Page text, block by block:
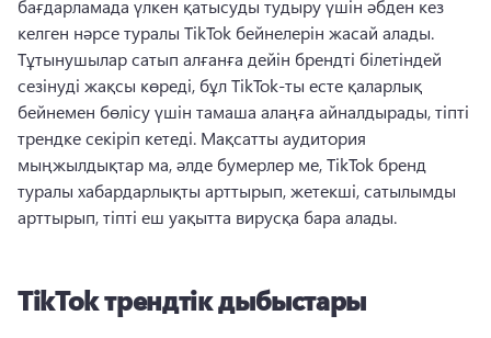
бағдарламада үлкен қатысуды тудыру үшін әбден кез
Тұтынушылар сатып алғанға дейін брендті білетіндей
сезінуді жақсы көреді, бұл TikTok-ты есте қаларлық
бейнемен бөлісу үшін тамаша алаңға айналдырады, тіпті
трендке секіріп кетеді. Мақсатты аудитория
мыңжылдықтар ма, әлде бумерлер ме, TikTok бренд
туралы хабардарлықты арттырып, жетекші, сатылымды
арттырып, тіпті еш уақытта вирусқа бара алады.
TikTok трендтік дыбыстары